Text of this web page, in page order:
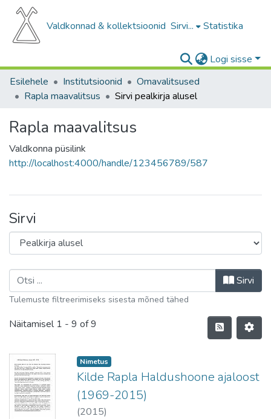
Valdkonnad & kollektsioonid Sirvi... Statistika
Logi sisse
Esilehele
Institutsioonid
Omavalitsused
Rapla maavalitsus
Sirvi pealkirja alusel
Rapla maavalitsus
Valdkonna püsilink
http://localhost:4000/handle/123456789/587
Sirvi
Sirvi
Tulemuste filtreerimiseks sisesta mõned tähed
Näitamisel 1 - 9 of 9
Nimetus
Kilde Rapla Haldushoone ajaloost
(1969-2015)
(2015)